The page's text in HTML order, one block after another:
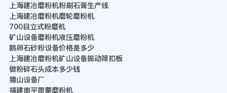
上海建冶磨粉机粉刷石膏生产线
上海建冶磨粉机磨轮磨粉机
700目立式粉磨机
矿山设备磨粉机液压磨粉机
鹅卵石砂粉设备价格是多少
上海建冶磨粉机矿山设备振动筛扣板
做粉碎石头成本多少钱
獐山设备厂
福建南平雷蒙磨粉机